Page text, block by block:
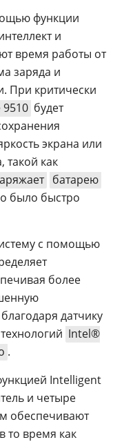
функции
и
время работы от
заряда и
При критически
будет
экрана или
как
батарею
было быстро
с помощью
более
датчику
Intel®
.
Intelligent
и четыре
обеспечивают
то время как